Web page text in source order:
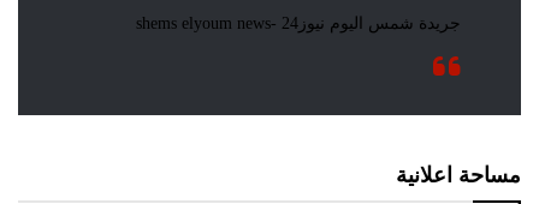
مساحة اعلانية